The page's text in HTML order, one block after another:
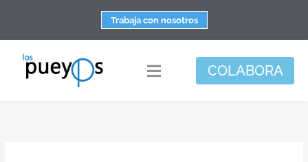
contenido
Trabaja con nosotros
Toggle
COLABORA